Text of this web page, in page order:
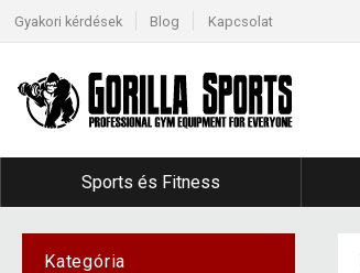
Gyakori kérdések Blog Kapcsolat
Sports és Fitness
Kategória